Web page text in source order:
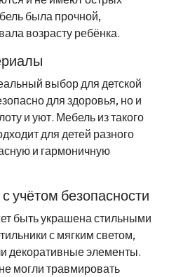
была прочной,
возрасту ребёнка.
выбор для детской
для здоровья, но и
и уют. Мебель из такого
для детей разного
и гармоничную
учётом безопасности
быть украшена стильными
с мягким светом,
декоративные элементы.
могли травмировать